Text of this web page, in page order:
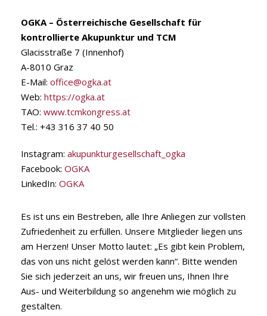
OGKA – Österreichische Gesellschaft für
kontrollierte Akupunktur und TCM
Glacisstraße 7 (Innenhof)
A-8010 Graz
E-Mail: office@ogka.at
Web: https://ogka.at
TAO: www.tcmkongress.at
Tel.: +43 316 37 40 50
Instagram: akupunkturgesellschaft_ogka
Facebook: OGKA
LinkedIn: OGKA
Es ist uns ein Bestreben, alle Ihre Anliegen zur vollsten
Zufriedenheit zu erfüllen. Unsere Mitglieder liegen uns
am Herzen! Unser Motto lautet: „Es gibt kein Problem,
das von uns nicht gelöst werden kann“. Bitte wenden
Sie sich jederzeit an uns, wir freuen uns, Ihnen Ihre
Aus- und Weiterbildung so angenehm wie möglich zu
gestalten.